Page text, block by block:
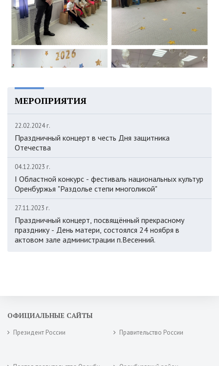
МЕРОПРИЯТИЯ
22.02.2024 г.
Праздничный концерт в честь Дня защитника
Отечества
04.12.2023 г.
I Областной конкурс - фестиваль национальных культур
Оренбуржья "Раздолье степи многоликой"
27.11.2023 г.
Праздничный концерт, посвящённый прекрасному
празднику - День матери, состоялся 24 ноября в
актовом зале администрации п.Весенний.
ОФИЦИАЛЬНЫЕ САЙТЫ
Президент России Правительство России